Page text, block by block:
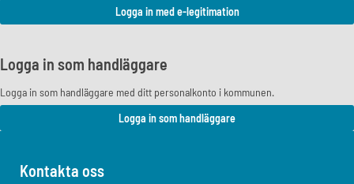
Logga in som handläggare
Logga in som handläggare med ditt personalkonto i kommunen.
Kontakta oss